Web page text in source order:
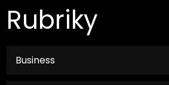
Rubriky
Business